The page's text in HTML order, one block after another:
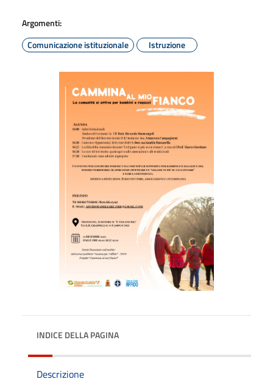
Argomenti:
Comunicazione istituzionale
Istruzione
INDICE DELLA PAGINA
Descrizione